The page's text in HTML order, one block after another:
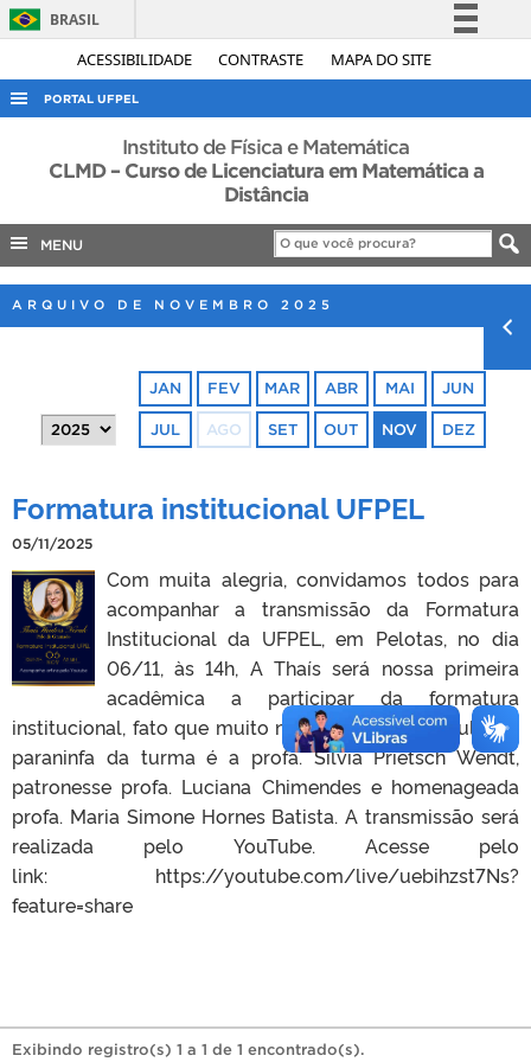
ACESSIBILIDADE CONTRASTE MAPA DO SITE
BRASIL
Simplifique!
Acesso à informação
Canais
PORTAL UFPEL
ACESSO À INFORMAÇÃO
AUDITORIA
EDITAIS
PORTARIAS
Instituto de Física e Matemática
CLMD – Curso de Licenciatura em Matemática a
Distância
MENU
ARQUIVO DE NOVEMBRO 2025
JAN FEV MAR ABR MAI JUN
JUL AGO SET OUT NOV DEZ
Formatura institucional UFPEL
05/11/2025
Com muita alegria, convidamos todos para
acompanhar a transmissão da Formatura
Institucional da UFPEL, em Pelotas, no dia
06/11, às 14h, A Thaís será nossa primeira
acadêmica a participar da formatura
institucional, fato que muito nos emociona e orgulha. A
paraninfa da turma é a profa. Silvia Prietsch Wendt,
patronesse profa. Luciana Chimendes e homenageada
profa. Maria Simone Hornes Batista. A transmissão será
realizada pelo YouTube. Acesse pelo
link: https://youtube.com/live/uebihzst7Ns?
feature=share
Exibindo registro(s) 1 a 1 de 1 encontrado(s).